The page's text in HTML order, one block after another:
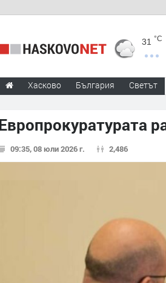
31 °C
Хасково България Светът
09:35, 08 юли 2026 г. 2,486